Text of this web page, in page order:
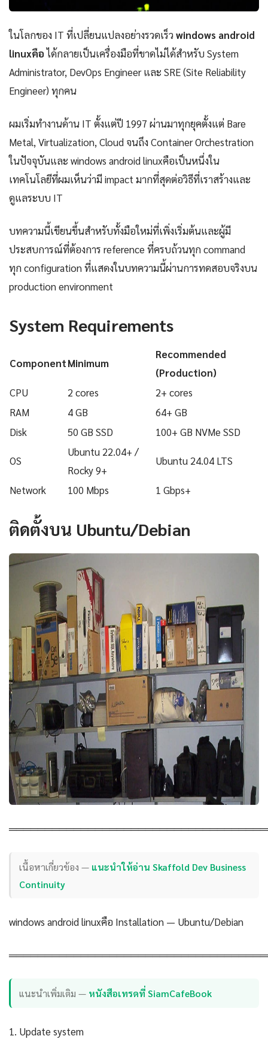
ในโลกของ IT ที่เปลี่ยนแปลงอย่างรวดเร็วwindows android
linuxคือได้กลายเป็นเครื่องมือที่ขาดไม่ได้สำหรับ System
Administrator, DevOps Engineer และ SRE (Site Reliability
Engineer) ทุกคน
ผมเริ่มทำงานด้าน IT ตั้งแต่ปี 1997 ผ่านมาทุกยุคตั้งแต่ Bare
Metal, Virtualization, Cloud จนถึง Container Orchestration
ในปัจจุบันและ windows android linuxคือเป็นหนึ่งใน
เทคโนโลยีที่ผมเห็นว่ามี impact มากที่สุดต่อวิธีที่เราสร้างและ
ดูแลระบบ IT
บทความนี้เขียนขึ้นสำหรับทั้งมือใหม่ที่เพิ่งเริ่มต้นและผู้มี
ประสบการณ์ที่ต้องการ reference ที่ครบถ้วนทุก command
ทุก configuration ที่แสดงในบทความนี้ผ่านการทดสอบจริงบน
production environment
System Requirements
ComponentMinimum
Recommended
(Production)
CPU
2 cores
2+ cores
RAM
4 GB
64+ GB
Disk
50 GB SSD 100+ GB NVMe SSD
OS
Ubuntu 22.04+ /
Rocky 9+
Ubuntu 24.04 LTS
Network 100 Mbps 1 Gbps+
ติดตั้งบน Ubuntu/Debian
เนื้อหาเกี่ยวข้อง — แนะนำให้อ่าน Skaffold Dev Business
Continuity
windows android linuxคือ Installation — Ubuntu/Debian
แนะนำเพิ่มเติม — หนังสือเทรดที่ SiamCafeBook
1. Update system